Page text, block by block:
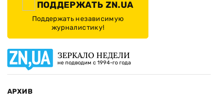
ПОДДЕРЖАТЬ ZN.UA
Поддержать независимую
журналистику!
ЗЕРКАЛО НЕДЕЛИ
не подводим с 1994-го года
АРХИВ